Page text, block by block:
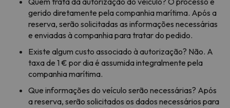
gerido diretamente pela companhia marítima. Após a
reserva, serão solicitadas as informações necessárias
e enviadas à companhia para tratar do pedido.
Existe algum custo associado à autorização? Não. A
taxa de 1 € por dia é assumida integralmente pela
companhia marítima.
Que informações do veículo serão necessárias? Após
a reserva, serão solicitados os dados necessários para